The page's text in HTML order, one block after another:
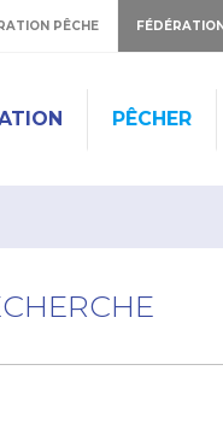
PÊCHE
PÊCHER